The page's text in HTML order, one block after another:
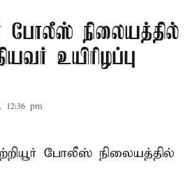
போலீஸ் நிலையத்தில்
உயிரிழப்பு
12:36 pm
போலீஸ் நிலையத்தில்